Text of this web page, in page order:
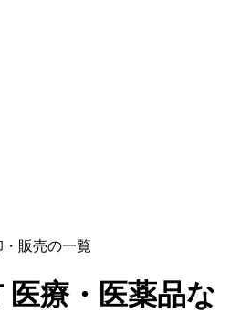
販売の一覧
医療・医薬品な